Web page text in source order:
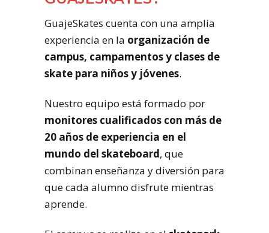
GuajeSkates cuenta con una amplia
experiencia en la organización de
campus, campamentos y clases de
skate para niños y jóvenes.
Nuestro equipo está formado por
monitores cualificados con más de
20 años de experiencia en el
mundo del skateboard, que
combinan enseñanza y diversión para
que cada alumno disfrute mientras
aprende.